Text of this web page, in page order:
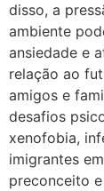
disso, a
ambiente
ansiedade e
relação ao
amigos e
desafios
xenofobia,
imigrantes
preconceito